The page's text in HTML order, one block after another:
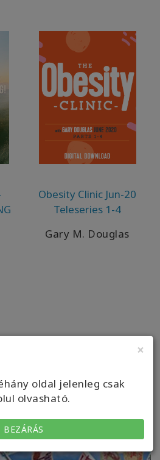
×
oldal jelenleg csak
olvasható.
BEZÁRÁS
Obesity Clinic Jun-20
Teleseries 1-4
Gary M. Douglas